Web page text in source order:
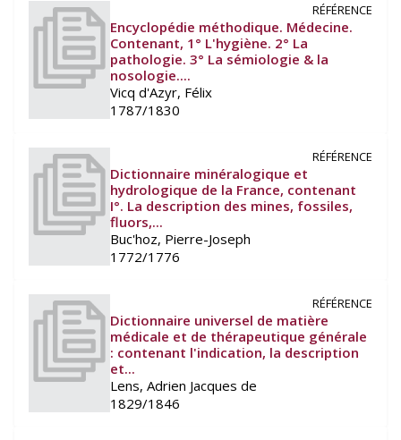
RÉFÉRENCE
Encyclopédie méthodique. Médecine.
Contenant, 1° L'hygiène. 2° La
pathologie. 3° La sémiologie & la
nosologie....
Vicq d'Azyr, Félix
1787/1830
RÉFÉRENCE
Dictionnaire minéralogique et
hydrologique de la France, contenant
I°. La description des mines, fossiles,
fluors,...
Buc'hoz, Pierre-Joseph
1772/1776
RÉFÉRENCE
Dictionnaire universel de matière
médicale et de thérapeutique générale
: contenant l'indication, la description
et...
Lens, Adrien Jacques de
1829/1846